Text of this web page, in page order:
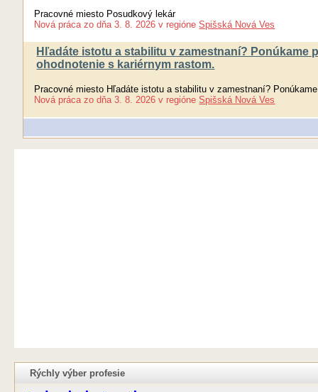
Pracovné miesto Posudkový lekár
Nová práca zo dňa 3. 8. 2026 v regióne Spišská Nová Ves
Hľadáte istotu a stabilitu v zamestnaní? Ponúkame
ohodnotenie s kariérnym rastom.
Pracovné miesto Hľadáte istotu a stabilitu v zamestnaní?
Nová práca zo dňa 3. 8. 2026 v regióne Spišská Nová Ves
Rýchly výber profesie